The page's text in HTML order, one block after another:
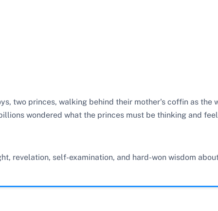
two princes, walking behind their mother's coffin as the
wondered what the princes must be thinking and
revelation, self-examination, and hard-won wisdom